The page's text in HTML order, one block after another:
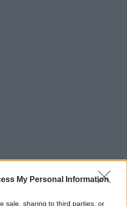
My Personal Information
sale, sharing to third parties, or